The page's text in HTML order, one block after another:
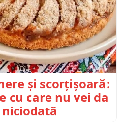
și scorțișoară:
cu care nu vei da
niciodată